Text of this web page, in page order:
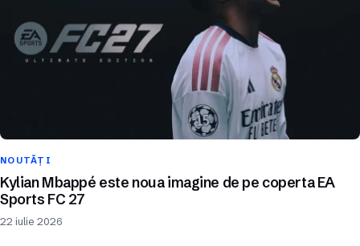
NOUTĂȚI
Kylian Mbappé este noua imagine de pe coperta EA
Sports FC 27
22 iulie 2026